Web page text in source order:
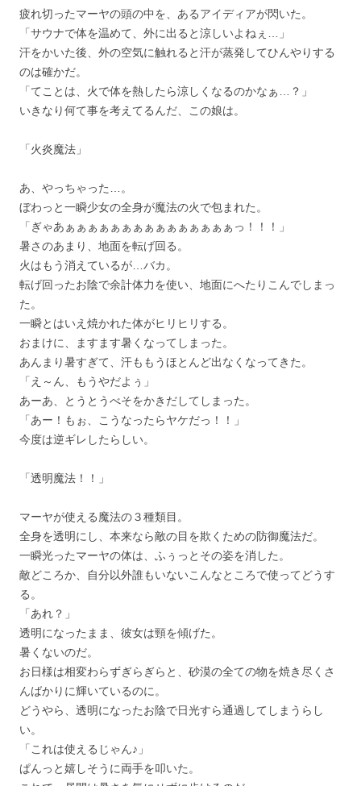
疲れ切ったマーヤの頭の中を、あるアイディアが閃いた。
「サウナで体を温めて、外に出ると涼しいよねぇ…」
汗をかいた後、外の空気に触れると汗が蒸発してひんやりする
のは確かだ。
「てことは、火で体を熱したら涼しくなるのかなぁ…？」
いきなり何て事を考えてるんだ、この娘は。
「火炎魔法」
あ、やっちゃった…。
ぼわっと一瞬少女の全身が魔法の火で包まれた。
「ぎゃあぁぁぁぁぁぁぁぁぁぁぁぁぁぁぁっ！！！」
暑さのあまり、地面を転げ回る。
火はもう消えているが…バカ。
転げ回ったお陰で余計体力を使い、地面にへたりこんでしまっ
た。
一瞬とはいえ焼かれた体がヒリヒリする。
おまけに、ますます暑くなってしまった。
あんまり暑すぎて、汗ももうほとんど出なくなってきた。
「え～ん、もうやだよぅ」
あーあ、とうとうべそをかきだしてしまった。
「あー！もぉ、こうなったらヤケだっ！！」
今度は逆ギレしたらしい。
「透明魔法！！」
マーヤが使える魔法の３種類目。
全身を透明にし、本来なら敵の目を欺くための防御魔法だ。
一瞬光ったマーヤの体は、ふぅっとその姿を消した。
敵どころか、自分以外誰もいないこんなところで使ってどうす
る。
「あれ？」
透明になったまま、彼女は頸を傾げた。
暑くないのだ。
お日様は相変わらずぎらぎらと、砂漠の全ての物を焼き尽くさ
んばかりに輝いているのに。
どうやら、透明になったお陰で日光すら通過してしまうらし
い。
「これは使えるじゃん♪」
ぱんっと嬉しそうに両手を叩いた。